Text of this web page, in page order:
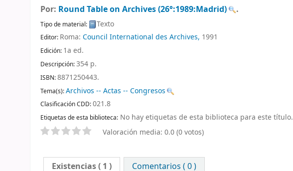
Por: Round Table on Archives (26°:1989:Madrid) .
Tipo de material: Texto
Editor: Roma: Council International des Archives, 1991
Edición: 1a ed.
Descripción:354 p.
ISBN:8871250443.
Tema(s):Archivos -- Actas -- Congresos
Clasificación CDD:021.8
Etiquetas de esta biblioteca: No hay etiquetas de esta biblioteca para este título.
Valoración media: 0.0 (0 votos)
Existencias( 1 ) Comentarios ( 0 )